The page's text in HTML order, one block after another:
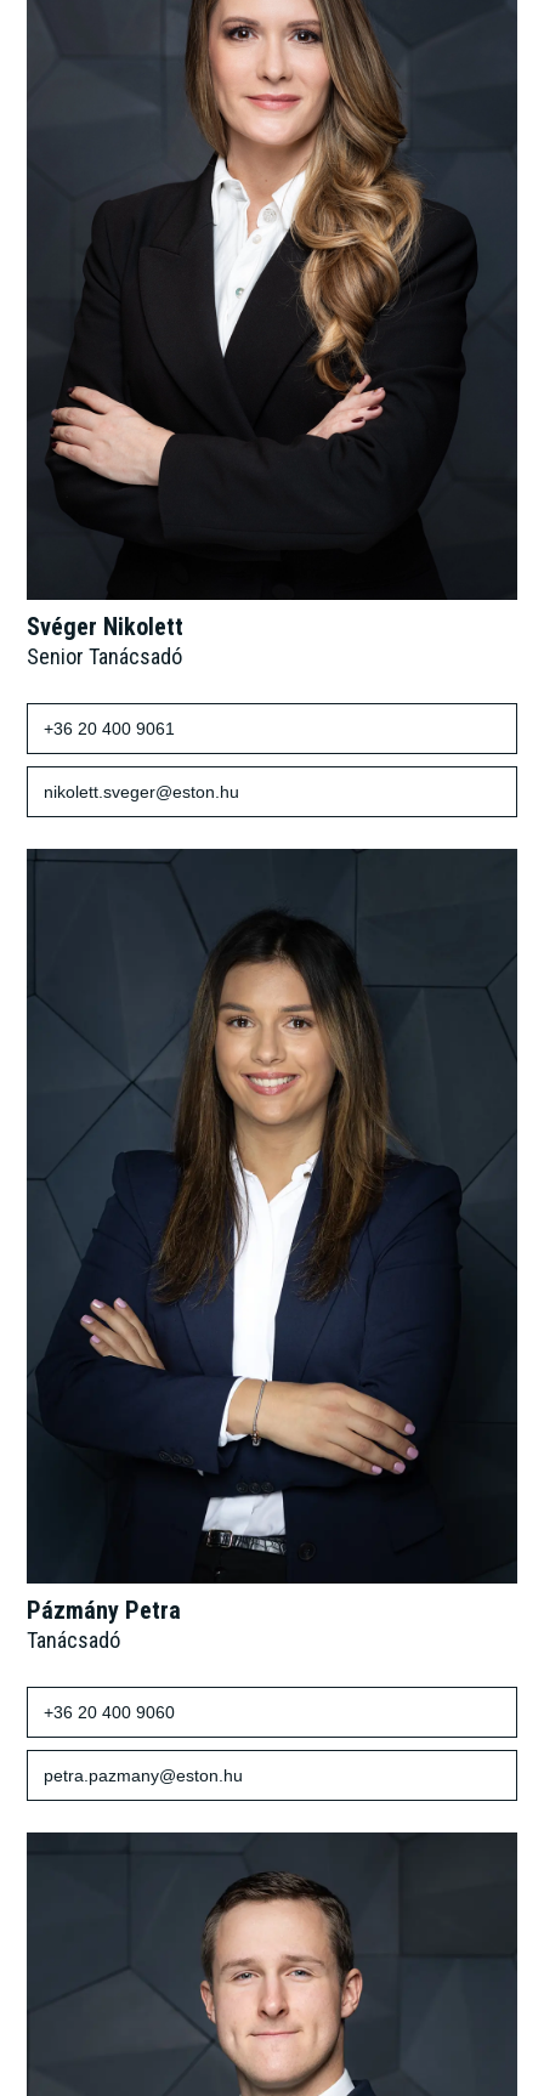
Svéger Nikolett
Senior Tanácsadó
+36 20 400 9061
nikolett.sveger@eston.hu
Pázmány Petra
Tanácsadó
+36 20 400 9060
petra.pazmany@eston.hu